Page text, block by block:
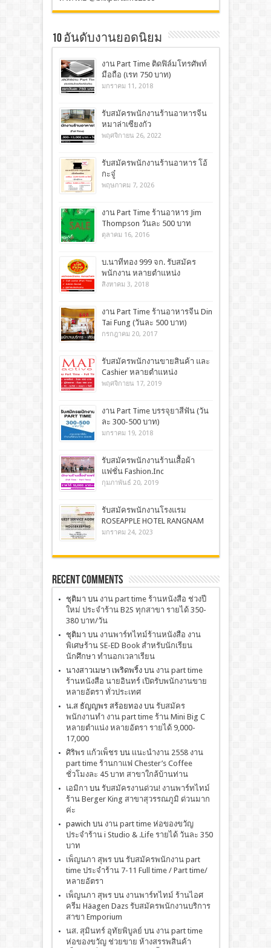
10 อันดับงานยอดนิยม
งาน Part Time ติดฟิล์มโทรศัพท์
มือถือ (เรท 750 บาท)
มกราคม 11, 2018
รับสมัครพนักงานร้านอาหารจีน
หมาล่าเซียงกัว
พฤศจิกายน 26, 2022
รับสมัครพนักงานร้านอาหาร โอ้
กะจู๋
พฤษภาคม 7, 2026
งาน Part Time ร้านอาหาร Jim
Thompson วันละ 500 บาท
ตุลาคม 16, 2016
บ.นาทีทอง 999 จก. รับสมัคร
พนักงาน หลายตำแหน่ง
สิงหาคม 3, 2018
งาน Part Time ร้านอาหารจีน Din
Tai Fung (วันละ 500 บาท)
กรกฎาคม 20, 2017
รับสมัครพนักงานขายสินค้า และ
Cashier หลายตำแหน่ง
พฤศจิกายน 17, 2019
งาน Part Time บรรจุยาสีฟัน (วัน
ละ 300-500 บาท)
มกราคม 19, 2018
รับสมัครพนักงานร้านเสื้อผ้า
แฟชั่น Fashion.Inc
กุมภาพันธ์ 20, 2019
รับสมัครพนักงานโรงแรม
ROSEAPPLE HOTEL RANGNAM
มกราคม 24, 2023
Recent Comments
ชุติมา บน งาน part time ร้านหนังสือ ช่วงปี
ใหม่ ประจำร้าน B2S ทุกสาขา รายได้ 350-
380 บาท/วัน
ชุติมา บน งานพาร์ทไทม์ร้านหนังสือ งาน
พิเศษร้าน SE-ED Book สำหรับนักเรียน
นักศึกษา ทำนอกเวลาเรียน
นางสาวเมษา เพริดพริ้งบน งาน part time
ร้านหนังสือ นายอินทร์ เปิดรับพนักงานขาย
หลายอัตรา ทั่วประเทศ
น.ส ธัญญพร สร้อยทองบน รับสมัคร
พนักงานทำ งาน part time ร้าน Mini Big C
หลายตำแน่ง หลายอัตรา รายได้ 9,000-
17,000
ศิริพร แก้วเพ็ชรบน เเนะนำงาน 2558 งาน
part time ร้านกาแฟ Chester’s Coffee
ชั่วโมงละ 45 บาท สาขาใกล้บ้านท่าน
เอมิกา บน รับสมัครงานด่วน! งานพาร์ทไทม์
ร้าน Berger King สาขาสุวรรณภูมิ ด่วนมาก
ค่ะ
pawich บน งาน part time ห่อของขวัญ
ประจำร้าน i Studio & .Life รายได้ วันละ 350
บาท
เพ็ญนภา สุพรบน รับสมัครพนักงาน part
time ประจำร้าน 7-11 Full time / Part time/
หลายอัตรา
เพ็ญนภา สุพรบน งานพาร์ทไทม์ ร้านไอศ
ครีม Häagen Dazs รับสมัครพนักงานบริการ
สาขา Emporium
นส. สุมินทร์ อุทัยพิบูลย์ บน งาน part time
ห่อของขวัญ ช่วยขาย ห้างสรรพสินค้า